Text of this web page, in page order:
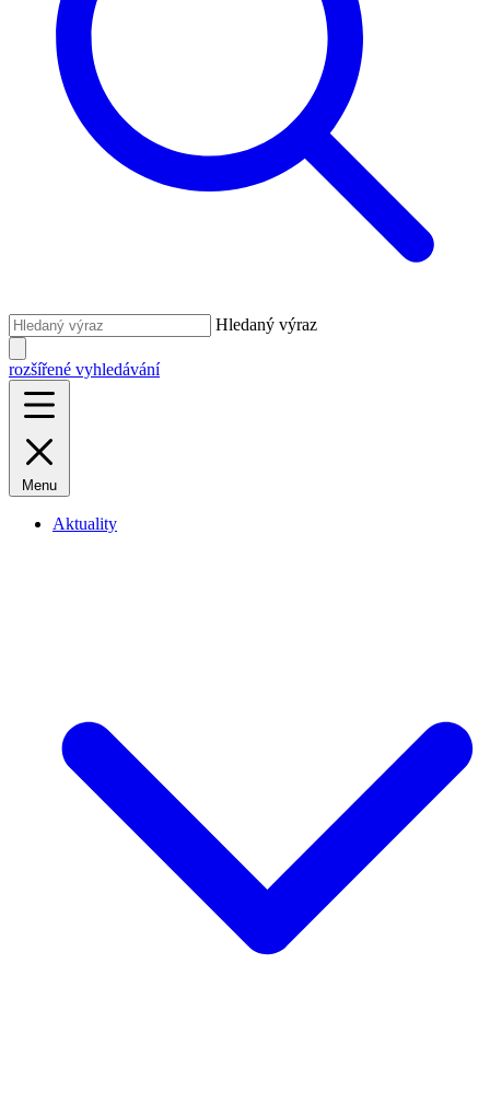
Hledaný výraz
rozšířené vyhledávání
Menu
Aktuality